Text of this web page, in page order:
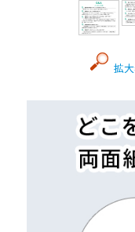
拡